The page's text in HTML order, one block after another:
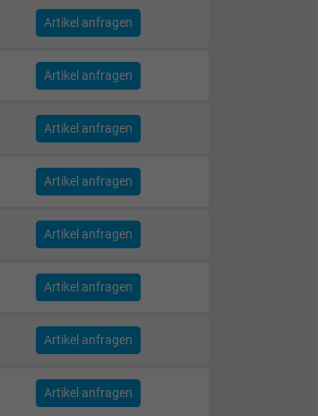
Artikel anfragen
Artikel anfragen
Artikel anfragen
Artikel anfragen
Artikel anfragen
Artikel anfragen
Artikel anfragen
Artikel anfragen